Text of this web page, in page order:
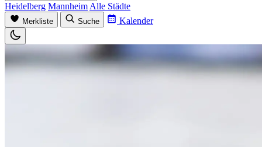
Heidelberg Mannheim Alle Städte
Merkliste Suche Kalender